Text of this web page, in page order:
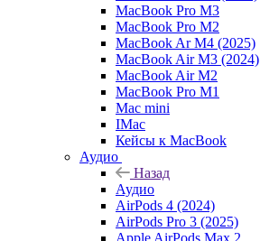
MacBook Pro M3
MacBook Pro M2
MacBook Ar M4 (2025)
MacBook Air M3 (2024)
MacBook Air M2
MacBook Pro M1
Mac mini
IMac
Кейсы к MacBook
Аудио
Назад
Аудио
AirPods 4 (2024)
AirPods Pro 3 (2025)
Apple AirPods Max 2